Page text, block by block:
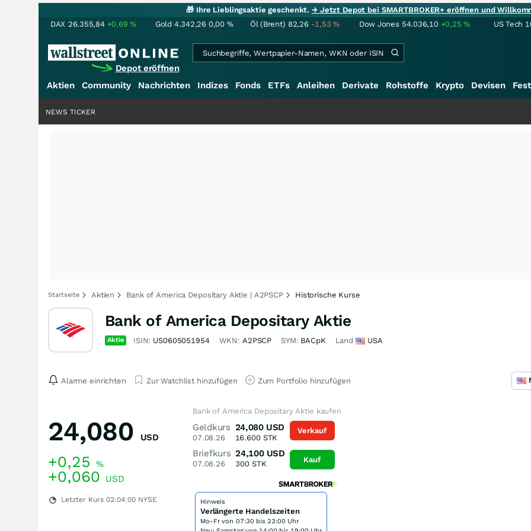
🎁 Ihre Lieblingsaktie geschenkt.→ Jetzt Depot bei SMARTBROKER+ eröffnen und
DAX 26.355,84 +0,69% Gold 4.342,26 0,00 % Öl (Brent) 82,26 -1,53% Dow Jones 54.036,10 +0,25% US Tech
Depot eröffnen
Aktien
Community Nachrichten Indizes Fonds ETFs Anleihen Derivate Rohstoffe Krypto Devisen
NEWS TICKER
Startseite Aktien Bank of America Depositary Aktie | A2PSCP Historische Kurse
Bank of America Depositary Aktie
Aktie ISIN: US0605051954 WKN: A2PSCP SYM: BACpK Land USA
Alarme einrichten Zur Watchlist hinzufügen Zum Portfolio hinzufügen
24,080 USD
+0,25 %
+0,060 USD
Letzter Kurs 02:04:00 NYSE
Bank of America Depositary Aktie kaufen
Geldkurs
07.08.26
24,080 USD
16.600STK
Briefkurs
07.08.26
24,100 USD
300STK
Verkauf
Kauf
Hinweis
Verlängerte Handelszeiten
Mo-Fr von 07:30 bis 23:00 Uhr